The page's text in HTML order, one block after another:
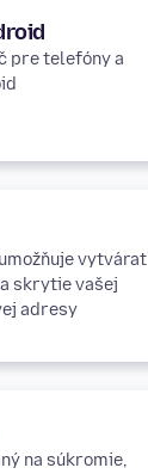
pre telefóny a
vytvárať
skrytie vašej
adresy
na súkromie,